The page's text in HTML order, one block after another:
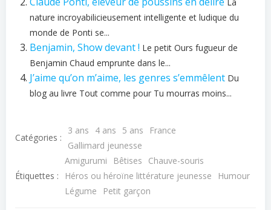
nature incroyabilicieusement intelligente et ludique du
monde de Ponti se...
Benjamin, Show devant ! Le petit Ours fugueur de
Benjamin Chaud emprunte dans le...
J’aime qu’on m’aime, les genres s’emmêlent Du
blog au livre Tout comme pour Tu mourras moins...
Catégories :
3 ans 4 ans 5 ans
France
Gallimard jeunesse
Étiquettes :
Amigurumi Bêtises
Chauve-souris
Héros ou héroïne littérature jeunesse
Humour
Légume
Petit garçon